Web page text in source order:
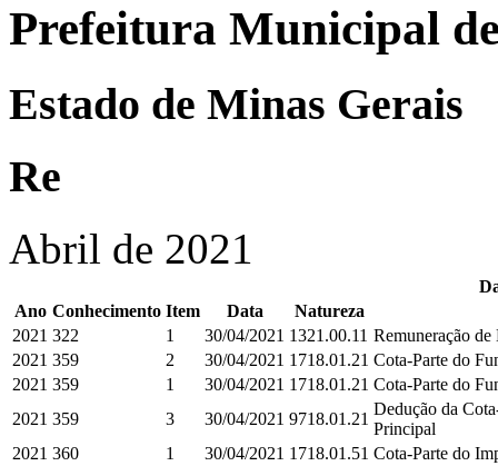
Prefeitura Municipal
Estado de Minas Gerais
Re
Abril de 2021
Ano Conhecimento Item Data
Natureza
2021 322 1 30/04/2021 1321.00.11 Remuneração
2021 359 2 30/04/2021 1718.01.21 Cota-Parte do
2021 359 1 30/04/2021 1718.01.21 Cota-Parte do
2021 359 3 30/04/2021 9718.01.21
Dedução da
Principal
2021 360 1 30/04/2021 1718.01.51 Cota-Parte do